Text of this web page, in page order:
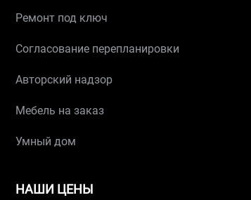
Ремонт под ключ
Согласование перепланировки
Авторский надзор
Мебель на заказ
Умный дом
НАШИ ЦЕНЫ